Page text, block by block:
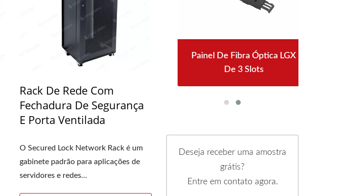
Rack De Rede Com
Fechadura De Segurança
E Porta Ventilada
O Secured Lock Network Rack é um
gabinete padrão para aplicações de
servidores e redes...
4PPoE Keystone Jack
Painel De Fibra Óptica LGX
De 3 Slots
Deseja receber uma amostra
grátis?
Entre em contato agora.